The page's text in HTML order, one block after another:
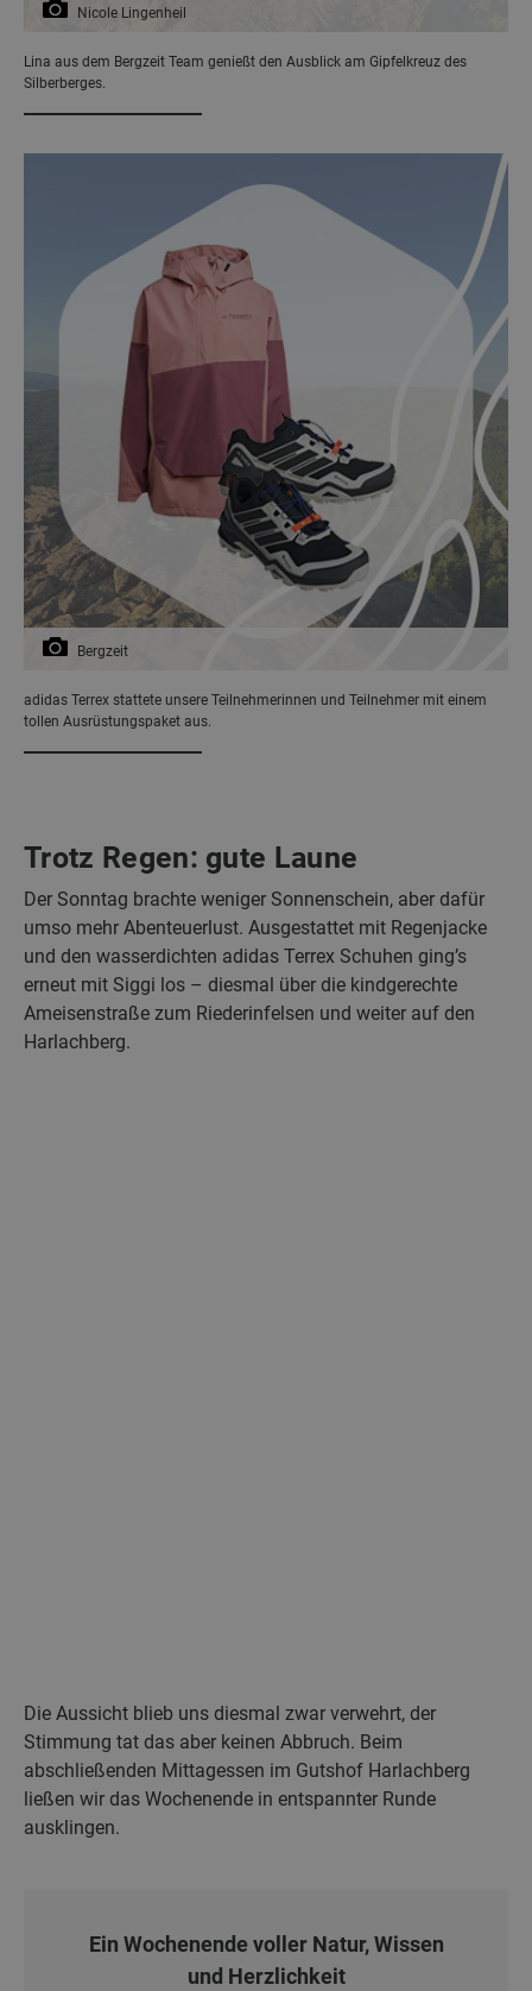
Nicole Lingenheil
Lina aus dem Bergzeit Team genießt den Ausblick am Gipfelkreuz des
Silberberges.
Bergzeit
adidas Terrex stattete unsere Teilnehmerinnen und Teilnehmer mit einem
tollen Ausrüstungspaket aus.
Trotz Regen: gute Laune
Der Sonntag brachte weniger Sonnenschein, aber dafür
umso mehr Abenteuerlust. Ausgestattet mit Regenjacke
und den wasserdichten adidas Terrex Schuhen ging’s
erneut mit Siggi los – diesmal über die kindgerechte
Ameisenstraße zum Riederinfelsen und weiter auf den
Harlachberg.
Die Aussicht blieb uns diesmal zwar verwehrt, der
Stimmung tat das aber keinen Abbruch. Beim
abschließenden Mittagessen im Gutshof Harlachberg
ließen wir das Wochenende in entspannter Runde
ausklingen.
Ein Wochenende voller Natur, Wissen
und Herzlichkeit